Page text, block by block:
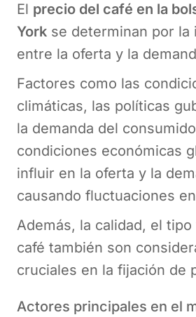
El precio del café en la
York se determinan por la
entre la oferta y la
Factores como las
climáticas, las políticas
la demanda del
condiciones económicas
influir en la oferta y la
causando fluctuaciones
Además, la calidad, el
café también son
cruciales en la fijación de
Actores principales en el